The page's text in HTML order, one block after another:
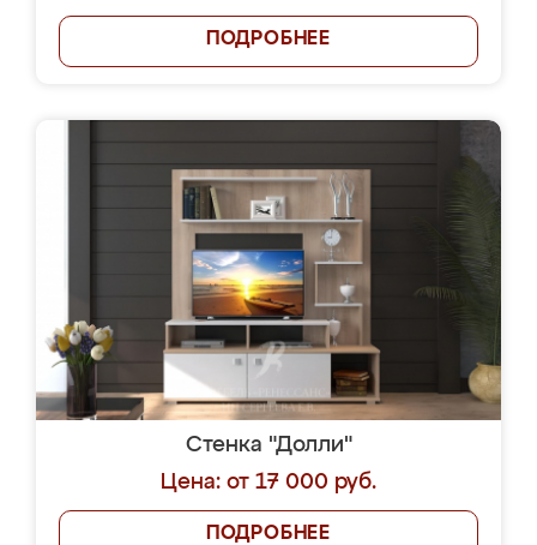
ПОДРОБНЕЕ
Стенка "Долли"
Цена: от 17 000 руб.
ПОДРОБНЕЕ